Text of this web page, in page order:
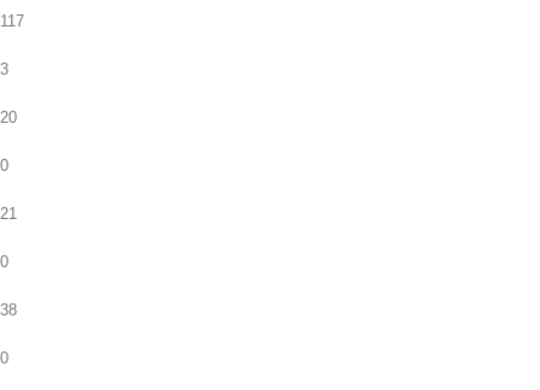
117
3
20
0
21
0
38
0